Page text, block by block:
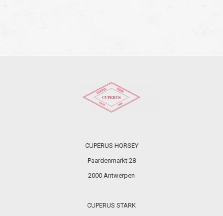
CUPERUS HORSEY
Paardenmarkt 28
2000 Antwerpen
CUPERUS STARK